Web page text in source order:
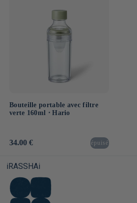
Bouteille portable avec filtre
verte 160ml ⋅ Hario
Prix
34.00 € épuisé
iRASSHAi